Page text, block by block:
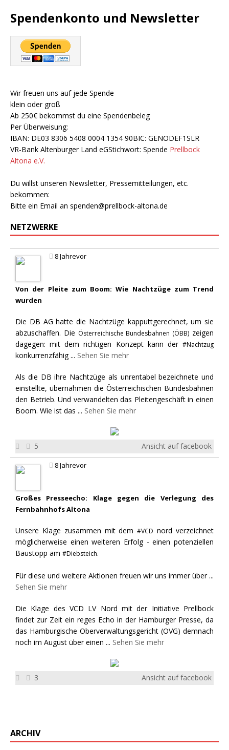
Spendenkonto und Newsletter
Wir freuen uns auf jede Spende
klein oder groß
Ab 250€ bekommst du eine Spendenbeleg
Per Überweisung:
IBAN: DE03 8306 5408 0004 1354 90BIC: GENODEF1SLR
VR-Bank Altenburger Land eGStichwort: Spende Prellbock
Altona e.V.
Du willst unseren Newsletter, Pressemitteilungen, etc.
bekommen:
Bitte ein Email an spenden@prellbock-altona.de
NETZWERKE
8 Jahrevor
Von der Pleite zum Boom: Wie Nachtzüge zum Trend
wurden
Die DB AG hatte die Nachtzüge kapputtgerechnet, um sie
abzuschaffen. Die Österreichische Bundesbahnen (ÖBB) zeigen
dagegen: mit dem richtigen Konzept kann der #Nachtzug
konkurrenzfähig ... Sehen Sie mehr
Als die DB ihre Nachtzüge als unrentabel bezeichnete und
einstellte, übernahmen die Österreichischen Bundesbahnen
den Betrieb. Und verwandelten das Pleitengeschäft in einen
Boom. Wie ist das ... Sehen Sie mehr
5 Ansicht auf facebook
8 Jahrevor
Großes Presseecho: Klage gegen die Verlegung des
Fernbahnhofs Altona
Unsere Klage zusammen mit dem#VCD nord verzeichnet
möglicherweise einen weiteren Erfolg - einen potenziellen
Baustopp am #Diebsteich.
Für diese und weitere Aktionen freuen wir uns immer über ...
Sehen Sie mehr
Die Klage des VCD LV Nord mit der Initiative Prellbock
findet zur Zeit ein reges Echo in der Hamburger Presse, da
das Hamburgische Oberverwaltungsgericht (OVG) demnach
noch im August über einen ... Sehen Sie mehr
3 Ansicht auf facebook
ARCHIV